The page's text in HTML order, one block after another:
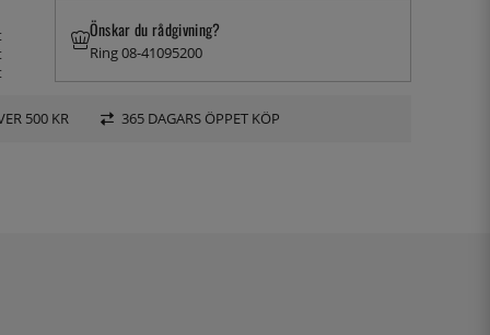
Önskar du rådgivning?
Ring 08-41095200
500 KR 365 DAGARS ÖPPET KÖP